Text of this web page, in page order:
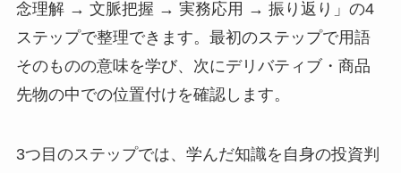
念理解 → 文脈把握 → 実務応用 → 振り返り」の4
ステップで整理できます。最初のステップで用語
そのものの意味を学び、次にデリバティブ・商品
先物の中での位置付けを確認します。
3つ目のステップでは、学んだ知識を自身の投資判